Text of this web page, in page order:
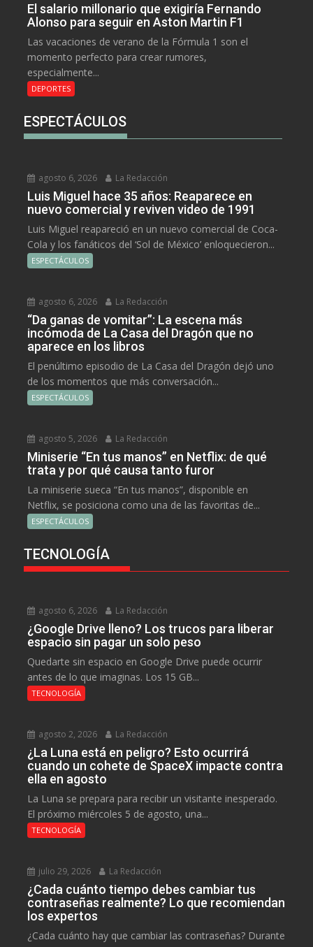
El salario millonario que exigiría Fernando
Alonso para seguir en Aston Martin F1
Las vacaciones de verano de la Fórmula 1 son el
momento perfecto para crear rumores,
especialmente...
DEPORTES
ESPECTÁCULOS
agosto 6, 2026 La Redacción
Luis Miguel hace 35 años: Reaparece en
nuevo comercial y reviven video de 1991
Luis Miguel reapareció en un nuevo comercial de Coca-
Cola y los fanáticos del ‘Sol de México’ enloquecieron...
ESPECTÁCULOS
agosto 6, 2026 La Redacción
“Da ganas de vomitar”: La escena más
incómoda de La Casa del Dragón que no
aparece en los libros
El penúltimo episodio de La Casa del Dragón dejó uno
de los momentos que más conversación...
ESPECTÁCULOS
agosto 5, 2026 La Redacción
Miniserie “En tus manos” en Netflix: de qué
trata y por qué causa tanto furor
La miniserie sueca “En tus manos”, disponible en
Netflix, se posiciona como una de las favoritas de...
ESPECTÁCULOS
TECNOLOGÍA
agosto 6, 2026 La Redacción
¿Google Drive lleno? Los trucos para liberar
espacio sin pagar un solo peso
Quedarte sin espacio en Google Drive puede ocurrir
antes de lo que imaginas. Los 15 GB...
TECNOLOGÍA
agosto 2, 2026 La Redacción
¿La Luna está en peligro? Esto ocurrirá
cuando un cohete de SpaceX impacte contra
ella en agosto
La Luna se prepara para recibir un visitante inesperado.
El próximo miércoles 5 de agosto, una...
TECNOLOGÍA
julio 29, 2026 La Redacción
¿Cada cuánto tiempo debes cambiar tus
contraseñas realmente? Lo que recomiendan
los expertos
¿Cada cuánto hay que cambiar las contraseñas? Durante